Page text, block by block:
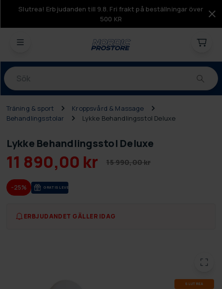
Slutrea! Erbjudanden till 9.8. Fri frakt på beställningar över
500 KR
Produkter
Träning & sport
Kroppsvård & Massage
Behandlingsstolar
Lykke Behandlingsstol Deluxe
Lykke Behandlingsstol Deluxe
11 890,00 kr 15 990,00 kr
-25% GRA­TIS LE­VE­RANS
ERBJUDANDET GÄLLER IDAG
SLUT­REA